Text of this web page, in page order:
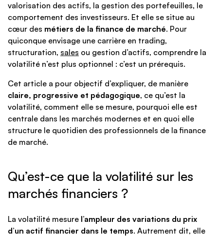
valorisation des actifs, la gestion des portefeuilles, le
comportement des investisseurs. Et elle se situe au
cœur des métiers de la finance de marché. Pour
quiconque envisage une carrière en trading,
structuration, sales ou gestion d’actifs, comprendre la
volatilité n’est plus optionnel : c’est un prérequis.
Cet article a pour objectif d’expliquer, de manière
claire, progressive et pédagogique, ce qu’est la
volatilité, comment elle se mesure, pourquoi elle est
centrale dans les marchés modernes et en quoi elle
structure le quotidien des professionnels de la finance
de marché.
Qu’est-ce que la volatilité sur les
marchés financiers ?
La volatilité mesure l’ampleur des variations du prix
d’un actif financier dans le temps. Autrement dit, elle